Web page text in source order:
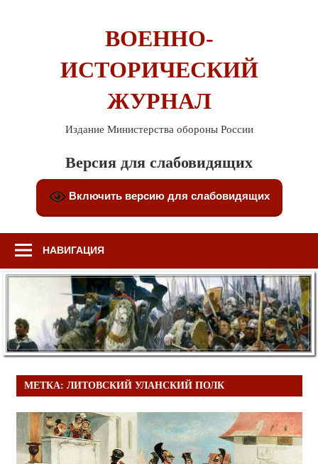
ВОЕННО-
ИСТОРИЧЕСКИЙ
ЖУРНАЛ
Издание Министерства обороны России
Версия для слабовидящих
Включить версию для слабовидящих
НАВИГАЦИЯ
МЕТКА: ЛИТОВСКИЙ УЛАНСКИЙ ПОЛК